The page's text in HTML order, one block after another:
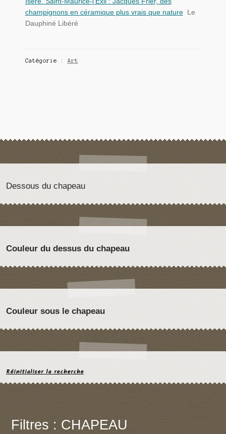
champignons en céramique plus vrais que nature
Le
Dauphiné Libéré
Catégorie : Art
Dessous du chapeau
Couleur du dessus du chapeau
Couleur sous le chapeau
Réinitialiser la recherche
Filtres : CHAPEAU